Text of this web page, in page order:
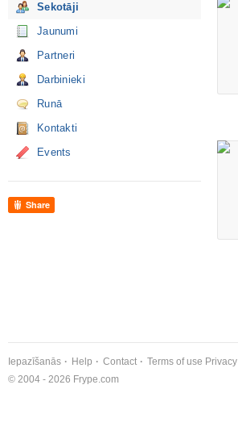
Sekotāji
Jaunumi
Partneri
Darbinieki
Runā
Kontakti
Events
Share
Iepazīšanās Help Contact Terms of use Privacy
© 2004 - 2026 Frype.com